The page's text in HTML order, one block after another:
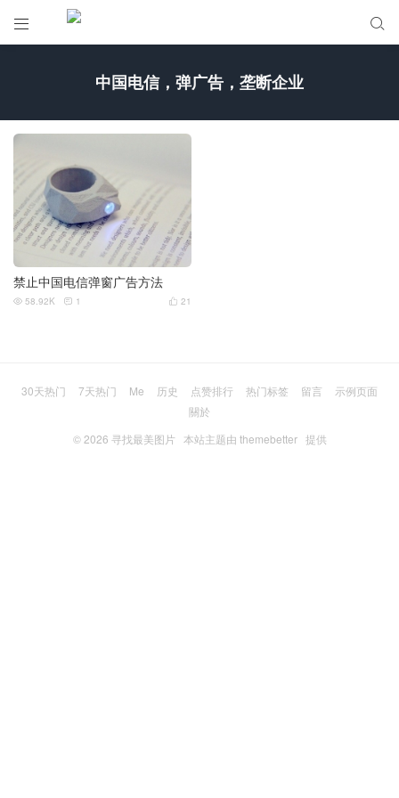
 
中国电信，弹广告，垄断企业
禁止中国电信弹窗广告方法
 21
 58.92K  1
30天热门 7天热门 Me 历史 点赞排行 热门标签 留言
示例页面
關於
© 2026 寻找最美图片本站主题由 themebetter提供